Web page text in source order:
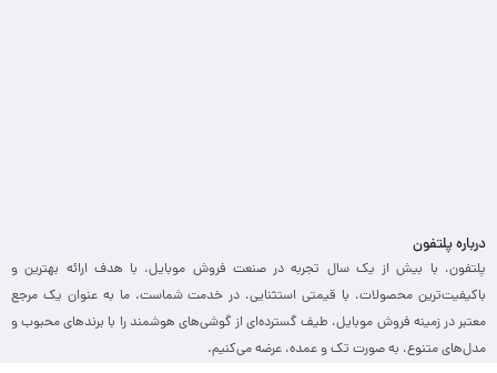
درباره پلتفون
پلتفون، با بیش از یک سال تجربه در صنعت فروش موبایل، با هدف ارائه بهترین و
باکیفیت‌ترین محصولات، با قیمتی استثنایی، در خدمت شماست. ما به عنوان یک مرجع
معتبر در زمینه فروش موبایل، طیف گسترده‌ای از گوشی‌های هوشمند را با برندهای محبوب و
مدل‌های متنوع، به صورت تک و عمده، عرضه می‌کنیم.